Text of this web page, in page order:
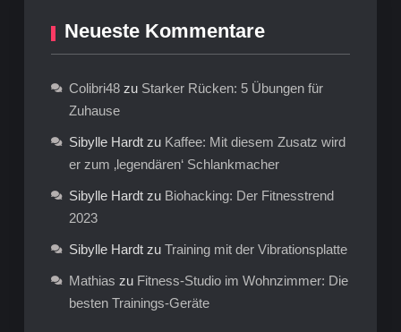
Neueste Kommentare
Colibri48zu Starker Rücken: 5 Übungen für
Zuhause
Sibylle Hardtzu Kaffee: Mit diesem Zusatz wird
er zum ‚legendären‘ Schlankmacher
Sibylle Hardtzu Biohacking: Der Fitnesstrend
2023
Sibylle Hardtzu Training mit der Vibrationsplatte
Mathias zu Fitness-Studio im Wohnzimmer: Die
besten Trainings-Geräte